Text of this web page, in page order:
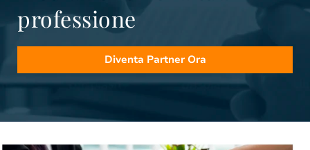
professione
Diventa Partner Ora